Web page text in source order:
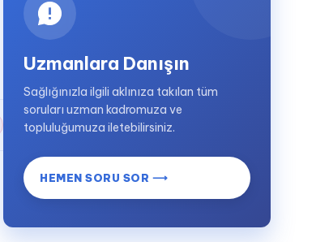
Uzmanlara Danışın
Sağlığınızla ilgili aklınıza takılan tüm
soruları uzman kadromuza ve
topluluğumuza iletebilirsiniz.
HEMEN SORU SOR ⟶